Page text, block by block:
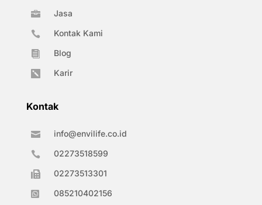
 Jasa
 Kontak Kami
 Blog
 Karir
Kontak
 info@envilife.co.id
 02273518599
 02273513301
 085210402156